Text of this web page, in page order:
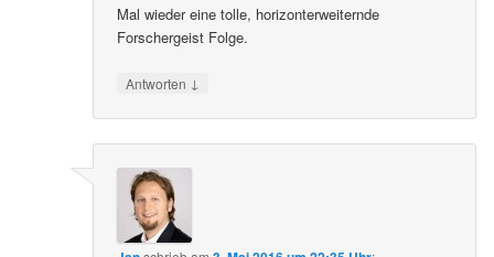
Mal wieder eine tolle, horizonterweiternde
Forschergeist Folge.
Antworten ↓